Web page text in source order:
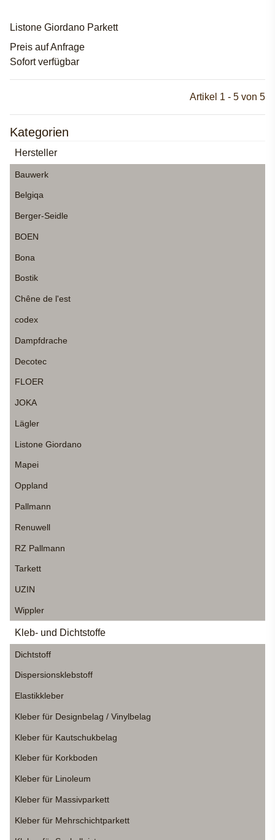
Listone Giordano Parkett
Preis auf Anfrage
Sofort verfügbar
Artikel 1 - 5 von 5
Kategorien
Hersteller
Bauwerk
Belgiqa
Berger-Seidle
BOEN
Bona
Bostik
Chêne de l'est
codex
Dampfdrache
Decotec
FLOER
JOKA
Lägler
Listone Giordano
Mapei
Oppland
Pallmann
Renuwell
RZ Pallmann
Tarkett
UZIN
Wippler
Kleb- und Dichtstoffe
Dichtstoff
Dispersionsklebstoff
Elastikkleber
Kleber für Designbelag / Vinylbelag
Kleber für Kautschukbelag
Kleber für Korkboden
Kleber für Linoleum
Kleber für Massivparkett
Kleber für Mehrschichtparkett